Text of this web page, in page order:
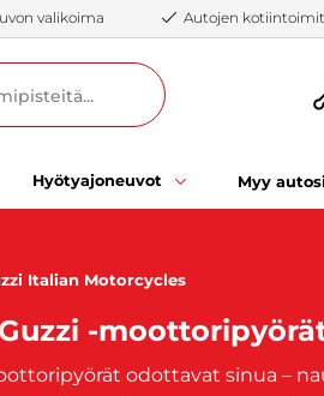
valikoima Autojen
Hyötyajoneuvot Myy autosi
Italian Motorcycles
-
odottavat sinua –